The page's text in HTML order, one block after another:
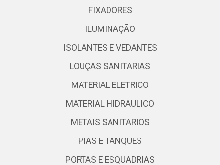
FIXADORES
ILUMINAÇÃO
ISOLANTES E VEDANTES
LOUÇAS SANITARIAS
MATERIAL ELETRICO
MATERIAL HIDRAULICO
METAIS SANITARIOS
PIAS E TANQUES
PORTAS E ESQUADRIAS